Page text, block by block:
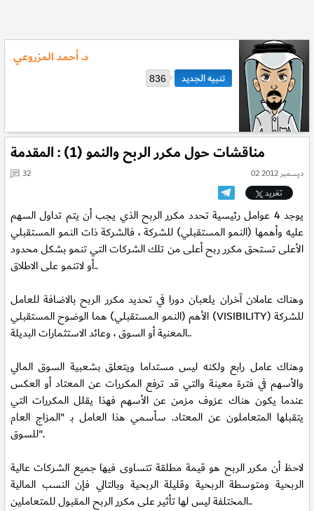
د. أحمد المزروعي
836
مناقشات حول مكرر الربح والنمو (1) : المقدمة
02 ديسمبر 2012
32
تغريد
يوجد 4 عوامل رئيسية تحدد مكرر الربح الذي يجب أن يتم تداول السهم
عليه وأهمها (النمو المستقبلي) للشركة ، فالشركة ذات النمو المستقبلي
الأعلى تستحق مكرر ربح أعلى من تلك الشركات التي تنمو بشكل محدود
أو لاتنمو على الاطلاق..
وهناك عاملان آخران يلعبان دورا في تحديد مكرر الربح بالاضافة للعامل
الأهم (النمو المستقبلي) هما الوضوح المستقبلي (VISIBILITY) للشركة
المعنية أو السوق ، وعائد الاستثمارات البديلة..
وهناك عامل رابع ولكنه ليس مستداما ويتعلق بشعبية السوق المالي
والأسهم في فترة معينة والتي قد ترفع المكررات عن المعتاد أو العكس
عندما يكون هناك عزوف مزمن عن الأسهم فهذا يقلل المكررات التي
يتقبلها المتعاملون عن المعتاد. سأسمي هذا العامل بـ "المزاج العام
للسوق".
لاحظ أن مكرر الربح هو قيمة مطلقة تتساوى فيها جميع الشركات عالية
الربحية ومتوسطة الربحية وقليلة الربحية وبالتالي فإن النسب المالية
المختلفة ليس لها تأثير على مكرر الربح المقبول للمتعاملين..